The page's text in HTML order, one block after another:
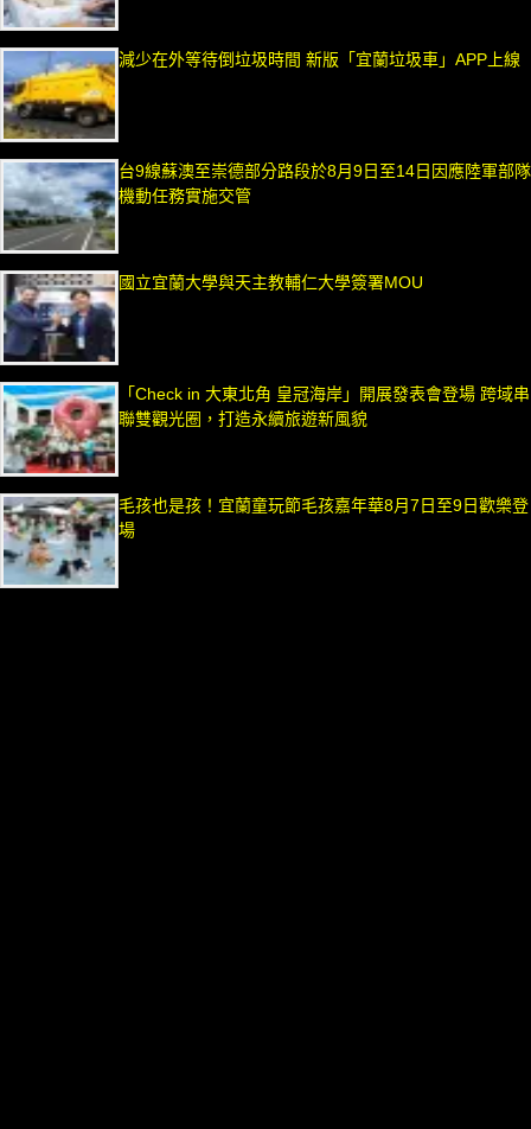
減少在外等待倒垃圾時間 新版「宜蘭垃圾車」APP上線
台9線蘇澳至崇德部分路段於8月9日至14日因應陸軍部隊
機動任務實施交管
國立宜蘭大學與天主教輔仁大學簽署MOU
「Check in 大東北角 皇冠海岸」開展發表會登場 跨域串
聯雙觀光圈，打造永續旅遊新風貌
毛孩也是孩！宜蘭童玩節毛孩嘉年華8月7日至9日歡樂登
場